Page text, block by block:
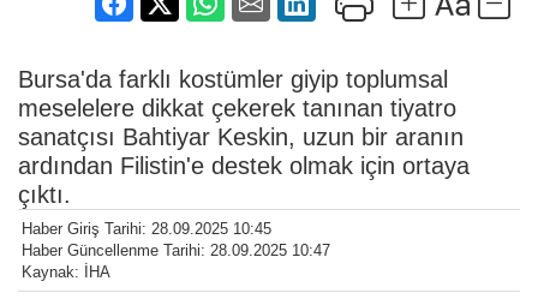
Bursa'da farklı kostümler giyip toplumsal
meselelere dikkat çekerek tanınan tiyatro
sanatçısı Bahtiyar Keskin, uzun bir aranın
ardından Filistin'e destek olmak için ortaya
çıktı.
Haber Giriş Tarihi: 28.09.2025 10:45
Haber Güncellenme Tarihi: 28.09.2025 10:47
Kaynak: İHA